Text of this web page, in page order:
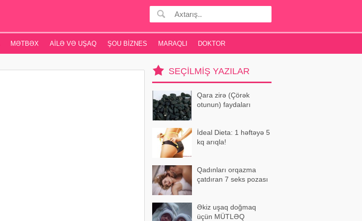
MƏTBƏX AILƏ VƏ UŞAQ ŞOU BIZNES MARAQLI DOKTOR
SEÇILMIŞ YAZILAR
Qara zirə (Çörək
otunun) faydaları
İdeal Dieta: 1 həftəyə 5
kq arıqla!
Qadınları orqazma
çatdıran 7 seks pozası
Əkiz uşaq doğmaq
üçün MÜTLƏQ